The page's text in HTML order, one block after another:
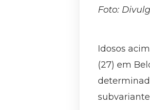
Foto:
Idosos
(27) em